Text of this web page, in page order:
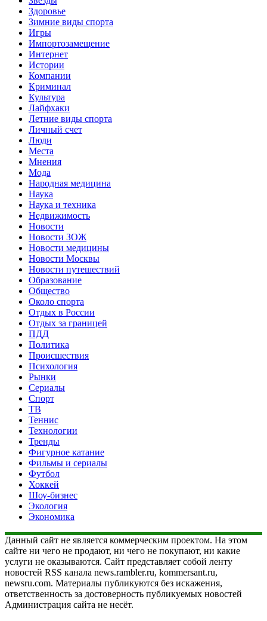
Здоровье
Зимние виды спорта
Игры
Импортозамещение
Интернет
Истории
Компании
Криминал
Культура
Лайфхаки
Летние виды спорта
Личный счет
Люди
Места
Мнения
Мода
Народная медицина
Наука
Наука и техника
Недвижимость
Новости
Новости ЗОЖ
Новости медицины
Новости Москвы
Новости путешествий
Образование
Общество
Около спорта
Отдых в России
Отдых за границей
ПДД
Политика
Происшествия
Психология
Рынки
Сериалы
Спорт
ТВ
Теннис
Технологии
Тренды
Фигурное катание
Фильмы и сериалы
Футбол
Хоккей
Шоу-бизнес
Экология
Экономика
Данный сайт не является коммерческим проектом. На этом
сайте ни чего не продают, ни чего не покупают, ни какие
услуги не оказываются. Сайт представляет собой ленту
новостей RSS канала news.rambler.ru, kommersant.ru,
newsru.com. Материалы публикуются без искажения,
ответственность за достоверность публикуемых новостей
Администрация сайта не несёт.